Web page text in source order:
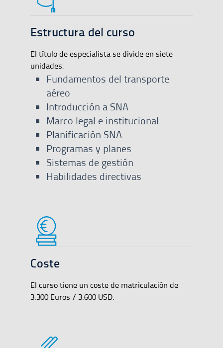
Estructura del curso
El título de especialista se divide en siete
unidades:
Fundamentos del transporte
aéreo
Introducción a SNA
Marco legal e institucional
Planificación SNA
Programas y planes
Sistemas de gestión
Habilidades directivas
Coste
El curso tiene un coste de matriculación de
3.300 Euros / 3.600 USD.